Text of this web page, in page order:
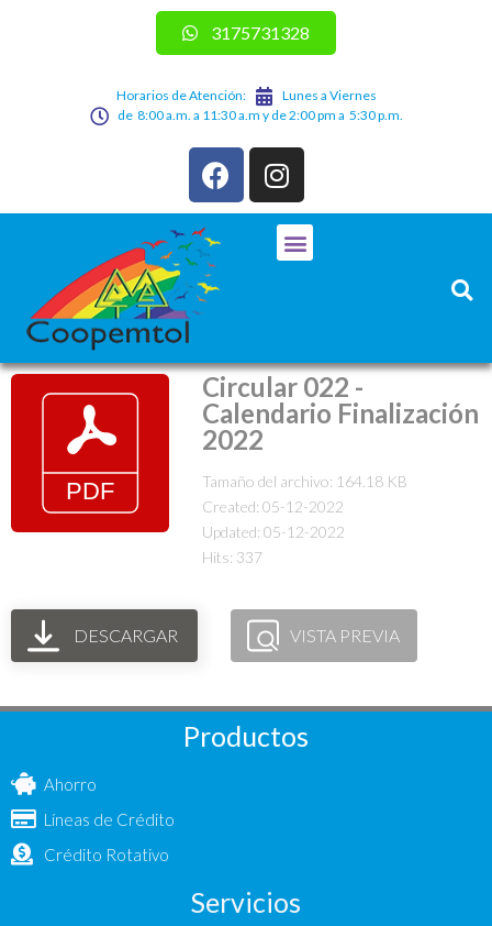
3175731328
Horarios de Atención:
Lunes a Viernes
de 8:00 a.m. a 11:30 a.m y de 2:00 pm a 5:30 p.m.
Circular 022 -
Calendario Finalización
2022
Tamaño del archivo: 164.18 KB
Created: 05-12-2022
Updated: 05-12-2022
Hits: 337
DESCARGAR VISTA PREVIA
Productos
Ahorro
Líneas de Crédito
Crédito Rotativo
Servicios